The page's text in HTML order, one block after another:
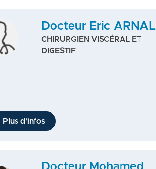
Docteur Eric ARNAL
CHIRURGIEN VISCÉRAL ET
DIGESTIF
Plus d'infos
Docteur Mohamed